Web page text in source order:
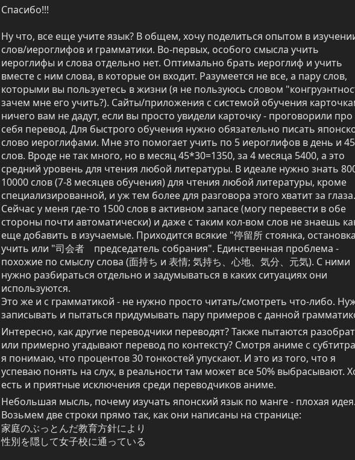
Спасибо!!!
Ну что, все еще учите язык? В общем, хочу поделиться опытом в
слов/иероглифов и грамматики. Во-первых, особого смысла учить
иероглифы и слова отдельно нет. Оптимально брать иероглиф и учить
вместе с ним слова, в которые он входит. Разумеется не все, а пару слов,
которыми вы пользуетесь в жизни (я не пользуюсь словом
зачем мне его учить?). Сайты/приложения с системой обучения
ничего вам не дадут, если вы просто увидели карточку - проговорили про
себя перевод. Для быстрого обучения нужно обязательно писать
слово иероглифами. Мне это помогает учить по 5 иероглифов в день и 45
слов. Вроде не так много, но в месяц 45*30=1350, за 4 месяца 5400, а это
средний уровень для чтения любой литературы. В идеале нужно знать
10000 слов (7-8 месяцев обучения) для чтения любой литературы, кроме
специализированной, и уж тем более для разговора этого хватит за глаза.
Сейчас у меня где-то 1500 слов в активном запасе (могу перевести в обе
стороны почти автоматически) и даже с таким кол-вом слов не знаешь
еще добавить в изучаемые. Приходится всякие "停留所 стоянка,
учить или "司会者　председатель собрания". Единственная проблема -
похожие по смыслу слова (面持ち и 表情; 気持ち、心地、気分、元気). С ними
нужно разбираться отдельно и задумываться в каких ситуациях они
используются.
Это же и с грамматикой - не нужно просто читать/смотреть что-либо.
записывать и пытаться придумывать пару примеров с данной
Интересно, как другие переводчики переводят? Также пытаются
или примерно угадывают перевод по контексту? Смотря аниме с
я понимаю, что процентов 30 тонкостей упускают. И это из того, что я
успеваю понять на слух, в реальности там может все 50% выбрасывают.
есть и приятные исключения среди переводчиков аниме.
Небольшая мысль, почему изучать японский язык по манге - плохая идея.
Возьмем две строки прямо так, как они написаны на странице:
家庭のぶっとんだ教育方針により
性別を隠して女子校に通っている